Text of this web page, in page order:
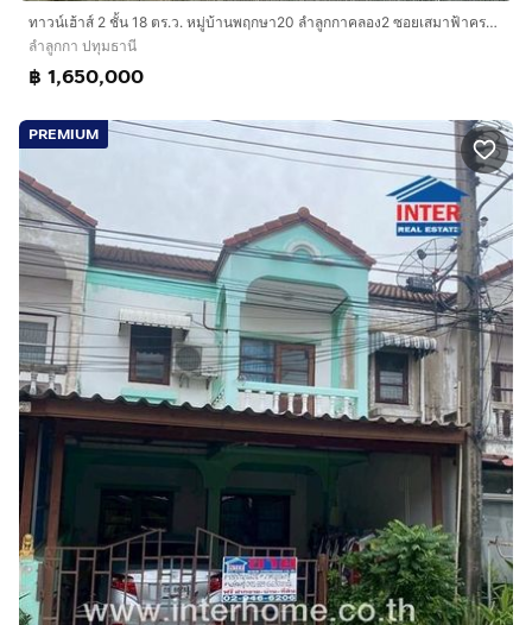
ทาวน์เฮ้าส์ 2 ชั้น 18 ตร.ว. หมู่บ้านพฤกษา20 ลำลูกกาคลอง2 ซอยเสมาฟ้าครามลำลูกกาคลอง2 ถนนลำลูกกา ถนนรังสิต-นครนายก ลำลูกกา ปทุมธานี
ลำลูกกา ปทุมธานี
฿ 1,650,000
PREMIUM